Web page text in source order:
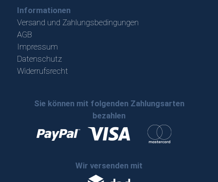
Informationen
Versand und Zahlungsbedingungen
AGB
Impressum
Datenschutz
Widerrufsrecht
Sie können mit folgenden Zahlungsarten
bezahlen
Wir versenden mit